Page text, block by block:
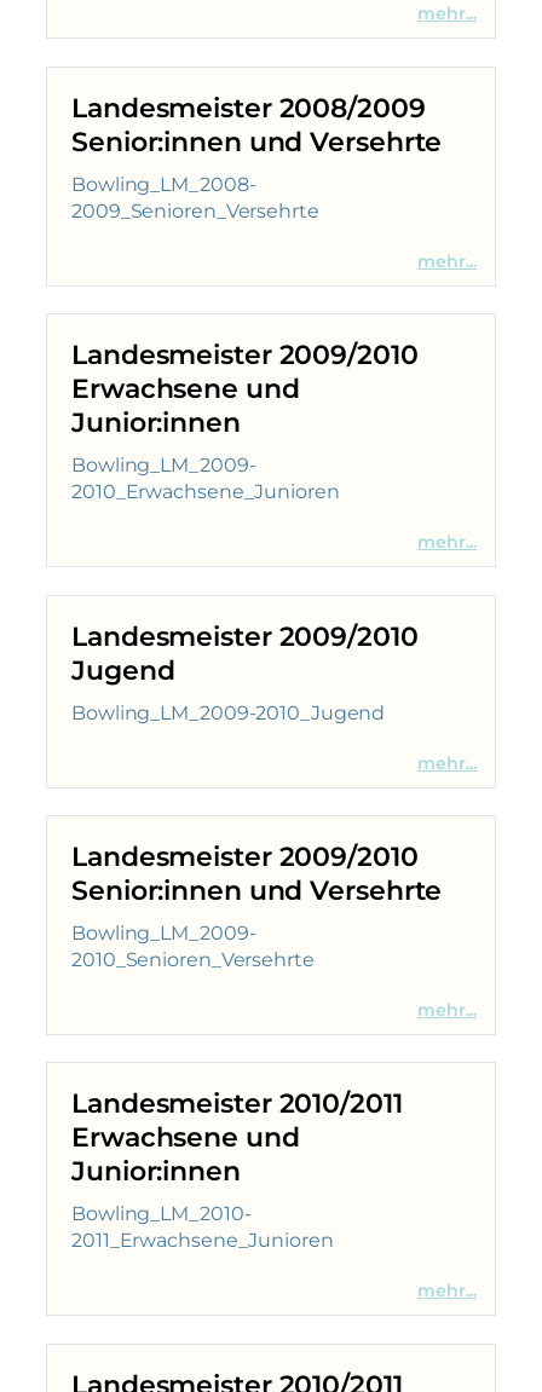
mehr...
Landesmeister 2008/2009
Senior:innen und Versehrte
Bowling_LM_2008-
2009_Senioren_Versehrte
mehr...
Landesmeister 2009/2010
Erwachsene und
Junior:innen
Bowling_LM_2009-
2010_Erwachsene_Junioren
mehr...
Landesmeister 2009/2010
Jugend
Bowling_LM_2009-2010_Jugend
mehr...
Landesmeister 2009/2010
Senior:innen und Versehrte
Bowling_LM_2009-
2010_Senioren_Versehrte
mehr...
Landesmeister 2010/2011
Erwachsene und
Junior:innen
Bowling_LM_2010-
2011_Erwachsene_Junioren
mehr...
Landesmeister 2010/2011